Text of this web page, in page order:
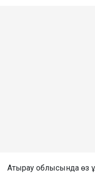
Атырау облысында өз